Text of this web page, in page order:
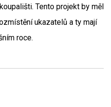
Tento projekt by měl
ukazatelů a ty mají
roce.